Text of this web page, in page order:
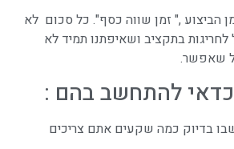
הביצוע ," זמן שווה כסף". כל סכום לא
לחריגות בתקציב ושאיפתנו תמיד לא
שאפשר.
להתחשב בהם :
בדיוק כמה שקעים אתם צריכים